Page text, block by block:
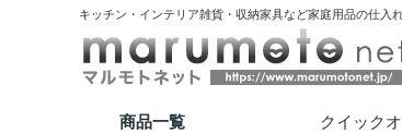
キッチン・インテリア雑貨・収納家具など家庭用品の仕入
商品一覧 クイック